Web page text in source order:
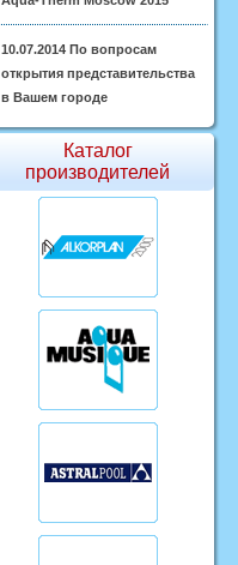
10.07.2014 По вопросам
открытия представительства
в Вашем городе
Каталог
производителей